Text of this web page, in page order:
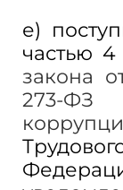
е)
частью 4
закона
273-ФЗ